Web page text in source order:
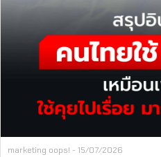
marketing oops! - 15/07/2026